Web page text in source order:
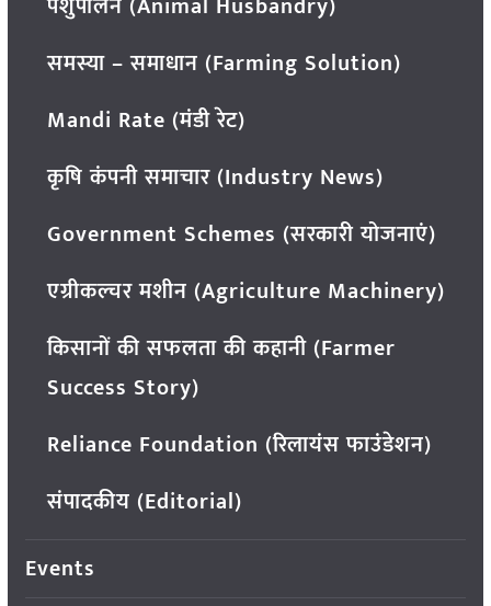
समस्या – समाधान (Farming Solution)
Mandi Rate (मंडी रेट)
कृषि कंपनी समाचार (Industry News)
Government Schemes (सरकारी योजनाएं)
एग्रीकल्चर मशीन (Agriculture Machinery)
किसानों की सफलता की कहानी (Farmer
Success Story)
Reliance Foundation (रिलायंस फाउंडेशन)
संपादकीय (Editorial)
Events